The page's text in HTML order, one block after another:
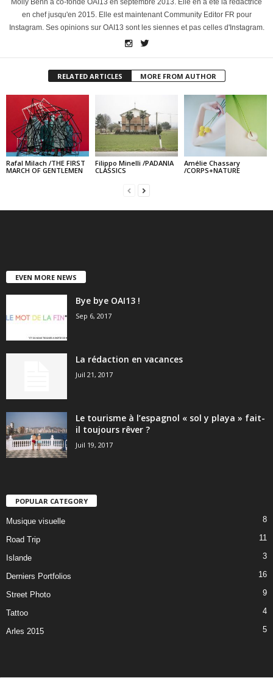
Molly Benn a co-fondé OAI13 en septembre 2013. Elle en a été la rédactrice
en chef jusqu'en 2015. Elle est maintenant Community Editor FR pour
Instagram. Ses opinions sur OAI13 sont les siennes et pas celles d'Instagram.
RELATED ARTICLES MORE FROM AUTHOR
Rafal Milach /THE FIRST
MARCH OF GENTLEMEN
Filippo Minelli /PADANIA
CLASSICS
Amélie Chassary
/CORPS+NATURE
EVEN MORE NEWS
Bye bye OAI13 !
Sep 6, 2017
La rédaction en vacances
Juil 21, 2017
Le tourisme à l’espagnol « sol y playa » fait-
il toujours rêver ?
Juil 19, 2017
POPULAR CATEGORY
Musique visuelle 8
Road Trip 11
Islande 3
Derniers Portfolios 16
Street Photo 9
Tattoo 4
Arles 2015 5